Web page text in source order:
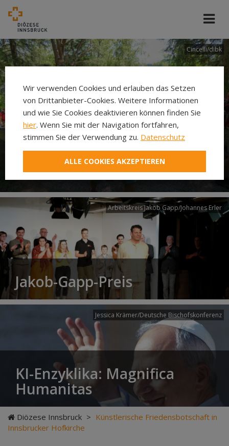
Cincelli/dibk
Neuer Pilgerweg Via
Laudato si’
Arbeitskreis Jakob Gapp/Johannes Erler
Jakob-Gapp-Preis
Jessica Krämer/Deutsche Bischofskonferenz
KI-Enzyklika: Magnifica
Humanitas
Diözese Innsbruck > Künstlerische Friedensbotschaft in
Innsbrucker Hofkirche
Wir verwenden Cookies und erlauben das Setzen
von Drittanbieter-Cookies. Weitere Informationen
und wie Sie Cookies deaktivieren können finden Sie
hier. Wenn Sie mit der Navigation fortfahren,
stimmen Sie der Verwendung zu. Datenschutz
ALLE COOKIES AKZEPTIEREN